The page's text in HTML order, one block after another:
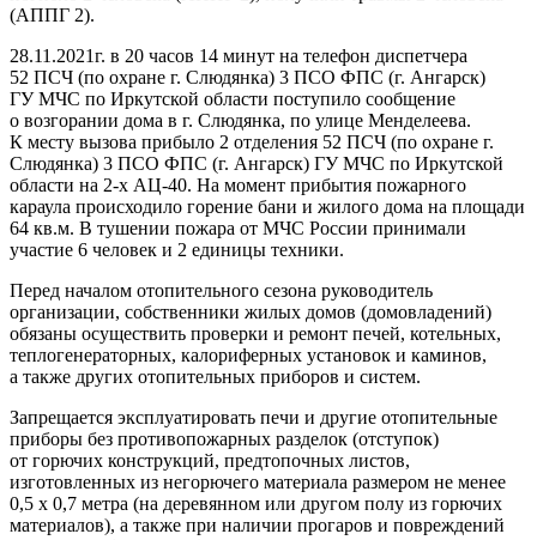
(АППГ 2).
28.11.2021г. в 20 часов 14 минут на телефон диспетчера
52 ПСЧ (по охране г. Слюдянка) 3 ПСО ФПС (г. Ангарск)
ГУ МЧС по Иркутской области поступило сообщение
о возгорании дома в г. Слюдянка, по улице Менделеева.
К месту вызова прибыло 2 отделения 52 ПСЧ (по охране г.
Слюдянка) 3 ПСО ФПС (г. Ангарск) ГУ МЧС по Иркутской
области на 2-х АЦ-40. На момент прибытия пожарного
караула происходило горение бани и жилого дома на площади
64 кв.м. В тушении пожара от МЧС России принимали
участие 6 человек и 2 единицы техники.
Перед началом отопительного сезона руководитель
организации, собственники жилых домов (домовладений)
обязаны осуществить проверки и ремонт печей, котельных,
теплогенераторных, калориферных установок и каминов,
а также других отопительных приборов и систем.
Запрещается эксплуатировать печи и другие отопительные
приборы без противопожарных разделок (отступок)
от горючих конструкций, предтопочных листов,
изготовленных из негорючего материала размером не менее
0,5 x 0,7 метра (на деревянном или другом полу из горючих
материалов), а также при наличии прогаров и повреждений